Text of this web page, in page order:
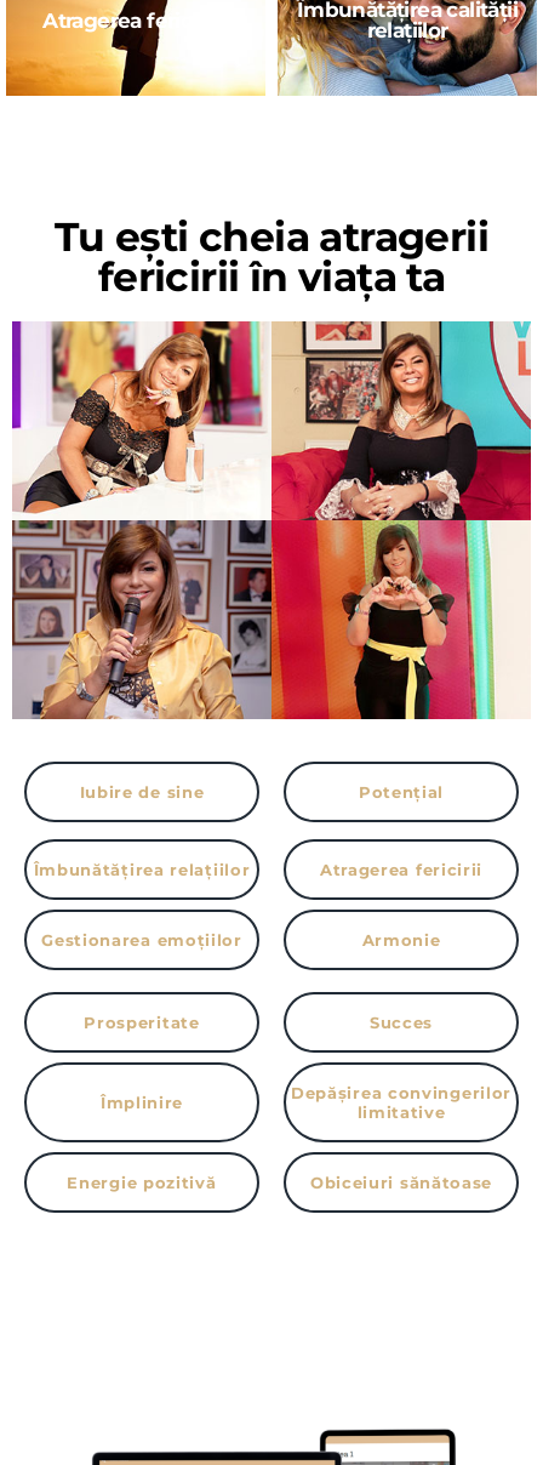
Atragerea fericirea
Îmbunătățirea calității
relațiilor
Tu ești cheia atragerii
fericirii în viața ta
Iubire de sine Potențial
Îmbunătățirea relațiilor Atragerea fericirii
Gestionarea emoțiilor Armonie
Prosperitate Succes
Împlinire
Depășirea convingerilor
limitative
Energie pozitivă Obiceiuri sănătoase